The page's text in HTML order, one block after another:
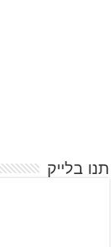
תנו בלייק